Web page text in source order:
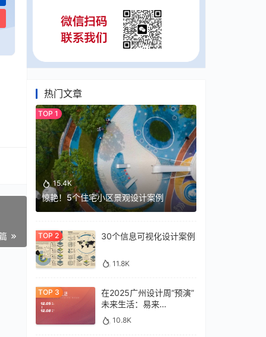
热门文章
15.4K
惊艳！5个住宅小区景观设计案例
30个信息可视化设计案例
11.8K
在2025广州设计周“预演”
未来生活：易来
xControl4展位待您亲鉴
10.8K